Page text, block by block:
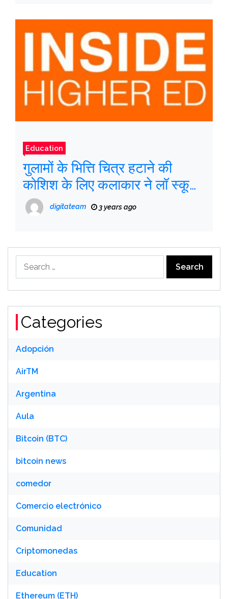
Education
गुलामों के भित्ति चित्र हटाने की
कोशिश के लिए कलाकार ने लॉ स्कूल
पर मुकदमा दायर किया
digitateam 3 years ago
for:
Categories
Adopción
AirTM
Argentina
Aula
Bitcoin (BTC)
bitcoin news
comedor
Comercio electrónico
Comunidad
Criptomonedas
Education
Ethereum (ETH)